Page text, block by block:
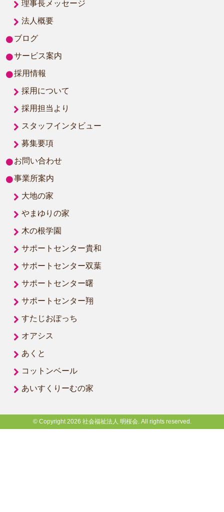
理事長メッセージ
法人概要
ブログ
サービス案内
採用情報
採用について
採用担当より
スタッフインタビュー
募集要項
お問い合わせ
事業所案内
大地の家
やまゆりの家
木の根学園
サポートセンター貴和
サポートセンター双葉
サポートセンター曙
サポートセンター翔
すたじおぽっち
オアシス
あくと
コットンベール
あいすくりーむの家
© Copyright 2026 社会福祉法人 明桜会. All rights reserved.